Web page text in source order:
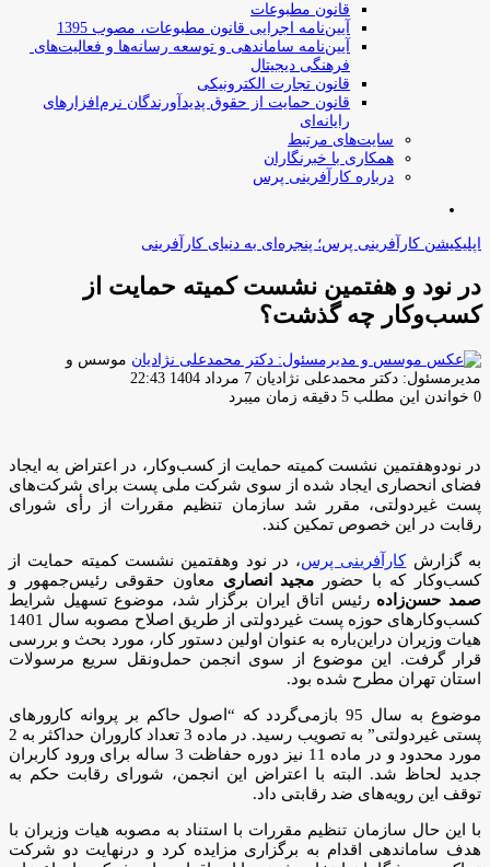
‌قانون مطبوعات
آیین‌نامه اجرایی قانون مطبوعات، مصوب 1395
آیین‌نامه سامان­دهی و توسعه رسانه­‌ها و فعالیت‌­های
فرهنگی دیجیتال
قانون تجارت الکترونیکی
قانون حمایت از حقوق پدیدآورندگان نرم‌افزارهای
رایانه‌ای
سایت‌های مرتبط
همکاری با خبرنگاران
درباره کارآفرینی پرس
اپلیکیشن کارآفرینی پرس؛ پنجره‌ای به دنیای کارآفرینی
در نود و هفتمین نشست کمیته حمایت از
کسب‌وکار چه گذشت؟
موسس و
مدیرمسئول: دکتر محمدعلی نژادیان ارسال
ایمیل
7 مرداد 1404 22:43
0 خواندن این مطلب 5 دقیقه زمان میبرد
در نودوهفتمین نشست کمیته حمایت از کسب‌وکار، در اعتراض به ایجاد
فضای انحصاری ایجاد شده از سوی شرکت ملی پست برای شرکت‌های
پست غیردولتی، مقرر شد سازمان تنظیم مقررات از رأی شورای
رقابت در این خصوص تمکین کند.
به گزارشکارآفرینی پرس، در نود وهفتمین نشست کمیته حمایت از
کسب‌وکار که با حضور مجید انصاری معاون حقوقی رئیس‌جمهور و
صمد حسن‌زاده رئیس اتاق ایران برگزار شد، موضوع تسهیل شرایط
کسب‌وکارهای حوزه پست غیردولتی از طریق اصلاح مصوبه سال 1401
هیات وزیران دراین‌باره به عنوان اولین دستور کار، مورد بحث و بررسی
قرار گرفت. این موضوع از سوی انجمن حمل‌ونقل سریع مرسولات
استان تهران مطرح شده بود.
موضوع به سال 95 بازمی‌گردد که “اصول حاکم بر پروانه کارورهای
پستی غیردولتی” به تصویب رسید. در ماده 3 تعداد کاروران حداکثر به 2
مورد محدود و در ماده 11 نیز دوره حفاظت 3 ساله برای ورود کاربران
جدید لحاظ شد. البته با اعتراض این انجمن، شورای رقابت حکم به
توقف این رویه‌های ضد رقابتی داد.
با این حال سازمان تنظیم مقررات با استناد به مصوبه هیات وزیران با
هدف ساماندهی اقدام به برگزاری مزایده کرد و درنهایت دو شرکت